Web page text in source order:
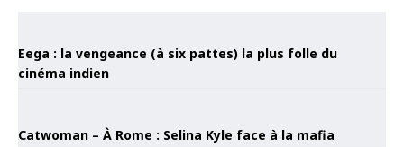
Eega : la vengeance (à six pattes) la plus folle du
cinéma indien
Catwoman – À Rome : Selina Kyle face à la mafia